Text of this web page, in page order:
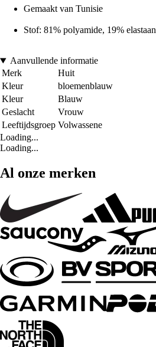
Gemaakt van Tunisie
Stof: 81% polyamide, 19% elastaan
Aanvullende informatie
Merk
Huit
Kleur
bloemenblauw
Kleur
Blauw
Geslacht
Vrouw
Leeftijdsgroep Volwassene
Loading...
Loading...
Al onze merken